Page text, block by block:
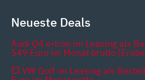
Neueste Deals
Audi Q4 e-tron im Leasing als
549 Euro im Monat brutto
💥 VW Golf im Leasing als